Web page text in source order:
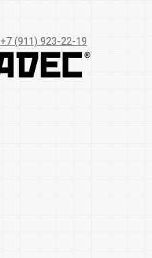
+7 (911) 923-22-19